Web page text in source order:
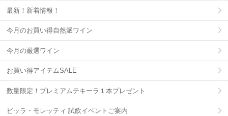
最新！新着情報！
今月のお買い得自然派ワイン
今月の厳選ワイン
お買い得アイテムSALE
数量限定！プレミアムテキーラ１本プレゼント
ビッラ・モレッティ 試飲イベントご案内